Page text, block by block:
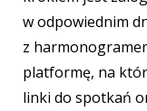
w odpowiednim
z
platformę, na
linki do spotkań